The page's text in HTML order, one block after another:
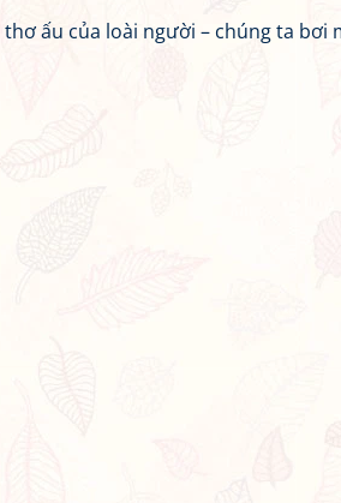
ấu của loài người – chúng ta bơi